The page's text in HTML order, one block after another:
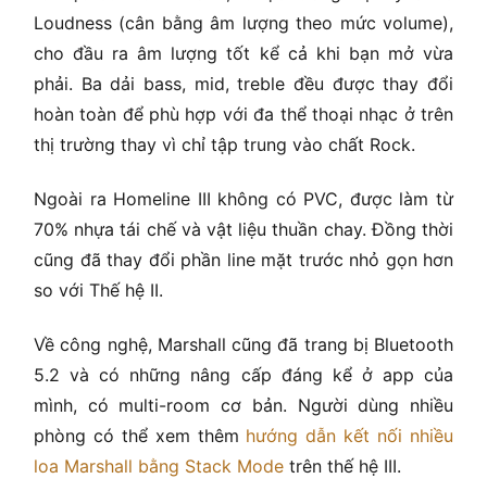
Loudness (cân bằng âm lượng theo mức volume),
cho đầu ra âm lượng tốt kể cả khi bạn mở vừa
phải. Ba dải bass, mid, treble đều được thay đổi
hoàn toàn để phù hợp với đa thể thoại nhạc ở trên
thị trường thay vì chỉ tập trung vào chất Rock.
Ngoài ra Homeline III không có PVC, được làm từ
70% nhựa tái chế và vật liệu thuần chay. Đồng thời
cũng đã thay đổi phần line mặt trước nhỏ gọn hơn
so với Thế hệ II.
Về công nghệ, Marshall cũng đã trang bị Bluetooth
5.2 và có những nâng cấp đáng kể ở app của
mình, có multi-room cơ bản. Người dùng nhiều
phòng có thể xem thêm hướng dẫn kết nối nhiều
loa Marshall bằng Stack Mode trên thế hệ III.